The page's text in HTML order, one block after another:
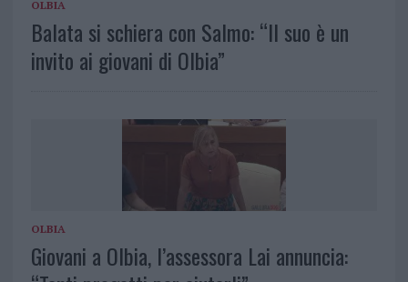
OLBIA
Balata si schiera con Salmo: “Il suo è un
invito ai giovani di Olbia”
OLBIA
Giovani a Olbia, l’assessora Lai annuncia: